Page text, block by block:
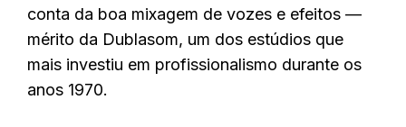
conta da boa mixagem de vozes e efeitos —
mérito da Dublasom, um dos estúdios que
mais investiu em profissionalismo durante os
anos 1970.